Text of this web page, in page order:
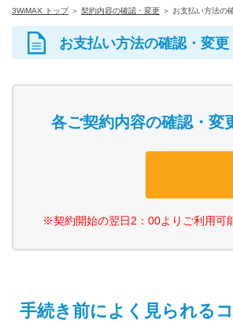
3WiMAX トップ＞ 契約内容の確認・変更 ＞ お支払い方法の
お支払い方法の確認・変更
各ご契約内容の確認・変
※契約開始の翌日2：00よりご利用可
手続き前によく見られる